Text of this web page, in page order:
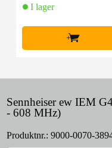
I lager
+
Sennheiser ew IEM
- 608 MHz)
Produktnr.: 9000-0070-